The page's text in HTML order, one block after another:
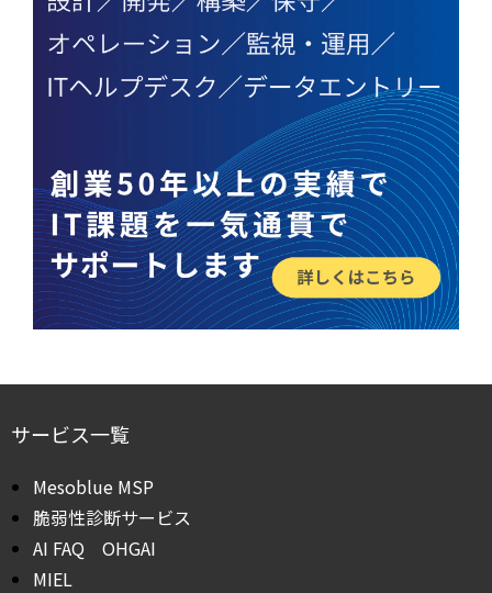
サービス一覧
Mesoblue MSP
脆弱性診断サービス
AI FAQ OHGAI
MIEL